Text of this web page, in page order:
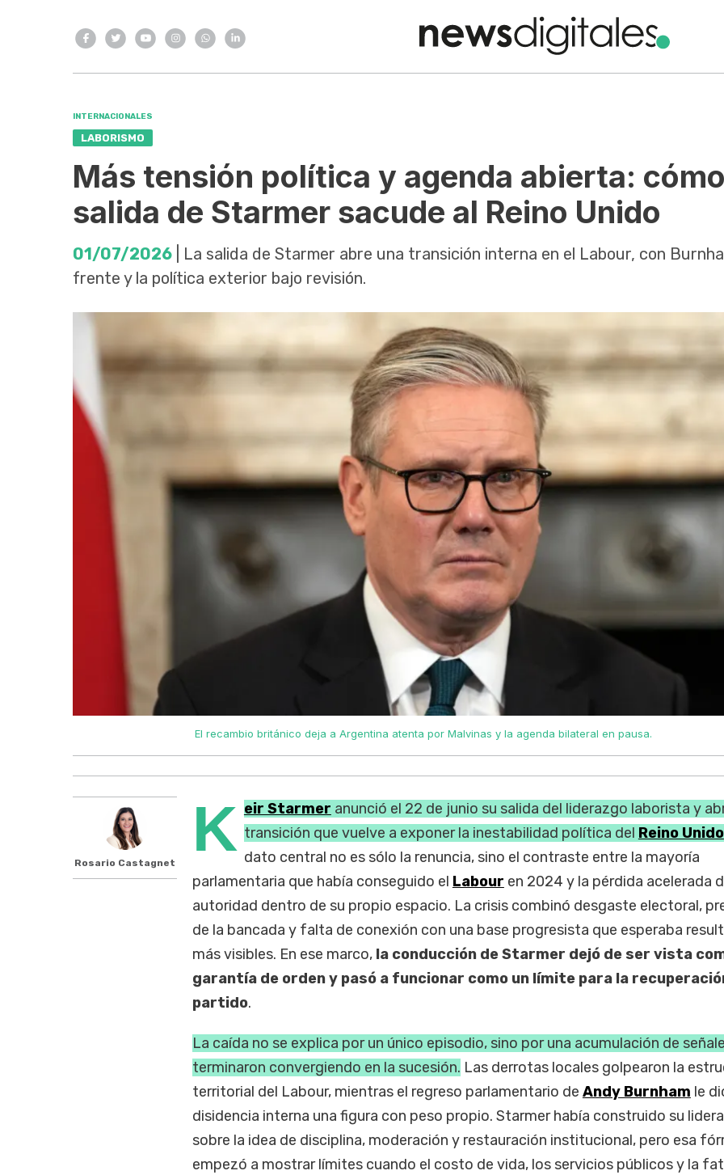
INTERNACIONALES
LABORISMO
Más tensión política y agenda abierta:
salida de Starmer sacude al Reino Unido
01/07/2026 | La salida de Starmer abre una transición interna en el Labour, con
frente y la política exterior bajo revisión.
El recambio británico deja a Argentina atenta por Malvinas y la agenda bilateral en pausa.
Rosario Castagnet K eir Starmer anunció el 22 de junio su salida del liderazgo laborista y
transición que vuelve a exponer la inestabilidad política del Reino Unido
dato central no es sólo la renuncia, sino el contraste entre la mayoría
parlamentaria que había conseguido el Labour en 2024 y la pérdida acelerada
autoridad dentro de su propio espacio. La crisis combinó desgaste electoral,
de la bancada y falta de conexión con una base progresista que esperaba
más visibles. En ese marco, la conducción de Starmer dejó de ser vista
garantía de orden y pasó a funcionar como un límite para la
partido.
La caída no se explica por un único episodio, sino por una acumulación de
terminaron convergiendo en la sucesión. Las derrotas locales golpearon la
territorial del Labour, mientras el regreso parlamentario de Andy Burnham le
disidencia interna una figura con peso propio. Starmer había construido su
sobre la idea de disciplina, moderación y restauración institucional, pero esa
empezó a mostrar límites cuando el costo de vida, los servicios públicos y la